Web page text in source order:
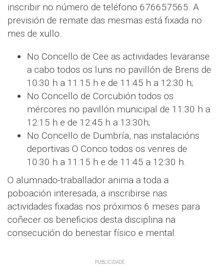
inscribir no número de teléfono 676657565. A
previsión de remate das mesmas está fixada no
mes de xullo.
No Concello de Cee as actividades levaranse
a cabo todos os luns no pavillón de Brens de
10:30 h a 11:15 h e de 11:45 h a 12:30 h;
No Concello de Corcubión todos os
mércores no pavillón municipal de 11:30 h a
12:15 h e de 12:45 h a 13:30h;
No Concello de Dumbría, nas instalacións
deportivas O Conco todos os venres de
10:30 h a 11:15 h e de 11:45 a 12:30 h.
O alumnado-traballador anima a toda a
poboación interesada, a inscribirse nas
actividades fixadas nos próximos 6 meses para
coñecer os beneficios desta disciplina na
consecución do benestar físico e mental.